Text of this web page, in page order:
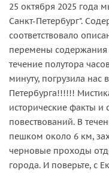
25 октября 2025 года
Санкт-Петербург".
соответствовало
перемены содержания
течение полутора
минуту, погрузила
Петербурга!!!!!!
исторические факты
повествований. В
пешком около 6 км,
черновые проходы
города. И поверьте, с